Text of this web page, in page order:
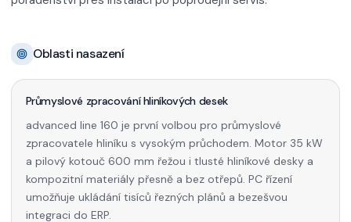
Oblasti nasazení
Průmyslové zpracování hliníkových desek
advanced line 160 je první volbou pro průmyslové
zpracovatele hliníku s vysokým průchodem. Motor 35 kW
a pilový kotouč 600 mm řežou i tlusté hliníkové desky a
kompozitní materiály přesně a bez otřepů. PC řízení
umožňuje ukládání tisíců řezných plánů a bezešvou
integraci do ERP.